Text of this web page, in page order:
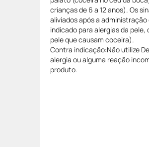
crianças de 6 a 12 anos). Os
aliviados após a
indicado para alergias da
pele que causam coceira).
Contra indicação:Não utilize
alergia ou alguma reação
produto.